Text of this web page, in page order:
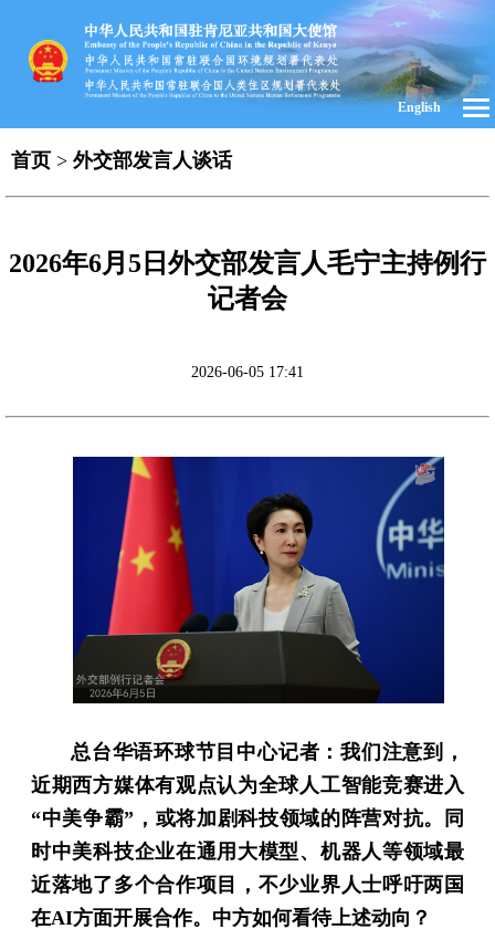
English
首页 > 外交部发言人谈话
2026年6月5日外交部发言人毛宁主持例行
记者会
2026-06-05 17:41
总台华语环球节目中心记者：我们注意到，
近期西方媒体有观点认为全球人工智能竞赛进入
“中美争霸”，或将加剧科技领域的阵营对抗。同
时中美科技企业在通用大模型、机器人等领域最
近落地了多个合作项目，不少业界人士呼吁两国
在AI方面开展合作。中方如何看待上述动向？